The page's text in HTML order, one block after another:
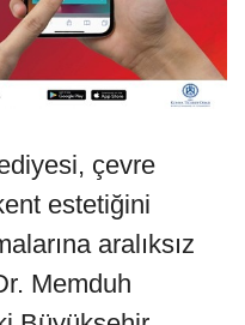
çevre
estetiğini
aralıksız
Memduh